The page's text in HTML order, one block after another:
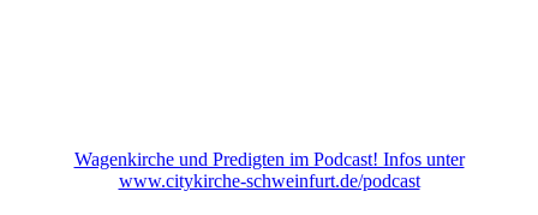
Wagenkirche und Predigten im Podcast! Infos unter
www.citykirche-schweinfurt.de/podcast